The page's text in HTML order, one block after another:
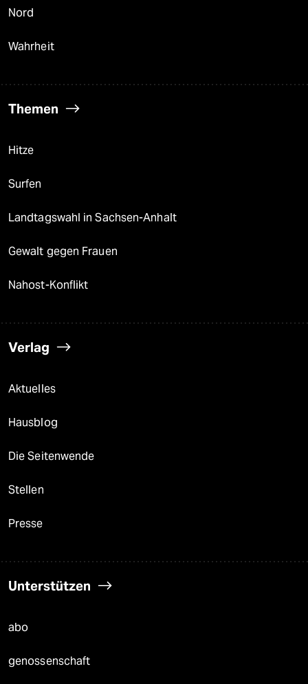
Nord
Wahrheit
Themen
Hitze
Surfen
Landtagswahl in Sachsen-Anhalt
Gewalt gegen Frauen
Nahost-Konflikt
Verlag
Aktuelles
Hausblog
Die Seitenwende
Stellen
Presse
Unterstützen
abo
genossenschaft